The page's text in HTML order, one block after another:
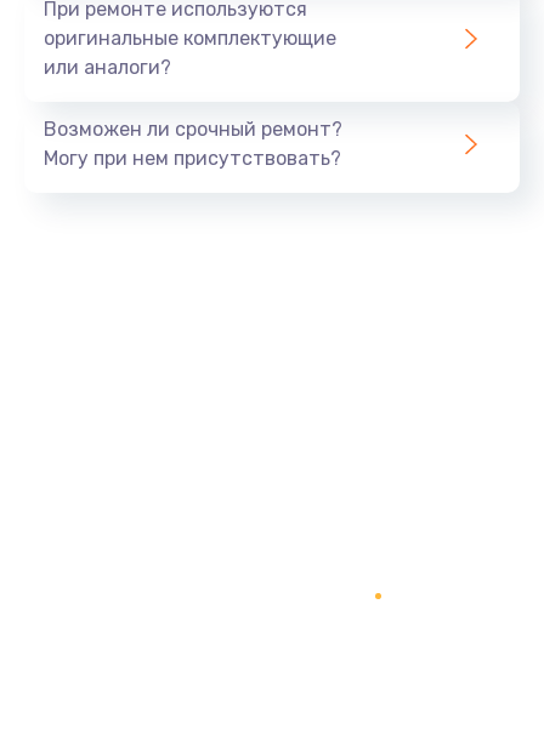
При ремонте используются
оригинальные комплектующие
или аналоги?
Возможен ли срочный ремонт?
Могу при нем присутствовать?